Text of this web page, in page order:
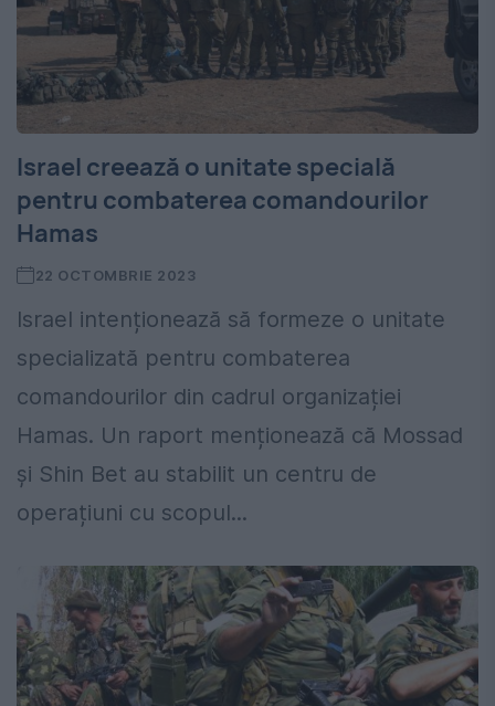
Israel creează o unitate specială
pentru combaterea comandourilor
Hamas
22 OCTOMBRIE 2023
Israel intenționează să formeze o unitate
specializată pentru combaterea
comandourilor din cadrul organizației
Hamas. Un raport menționează că Mossad
și Shin Bet au stabilit un centru de
operațiuni cu scopul...